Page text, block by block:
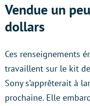
Vendue un
dollars
Ces renseignements
travaillent sur le kit
Sony s’apprêterait à
prochaine. Elle